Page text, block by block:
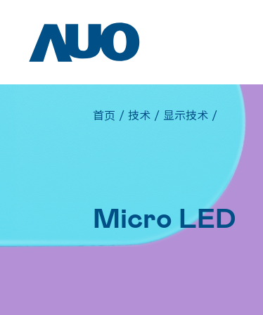
首页 / 技术 / 显示技术 /
Micro LED